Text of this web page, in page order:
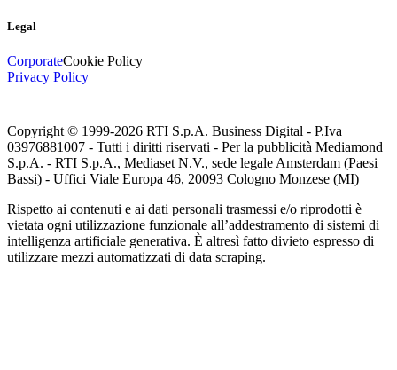
Legal
CorporateCookie Policy
Privacy Policy
Copyright © 1999-2026 RTI S.p.A. Business Digital - P.Iva
03976881007 - Tutti i diritti riservati - Per la pubblicità Mediamond
S.p.A. - RTI S.p.A., Mediaset N.V., sede legale Amsterdam (Paesi
Bassi) - Uffici Viale Europa 46, 20093 Cologno Monzese (MI)
Rispetto ai contenuti e ai dati personali trasmessi e/o riprodotti è
vietata ogni utilizzazione funzionale all’addestramento di sistemi di
intelligenza artificiale generativa. È altresì fatto divieto espresso di
utilizzare mezzi automatizzati di data scraping.